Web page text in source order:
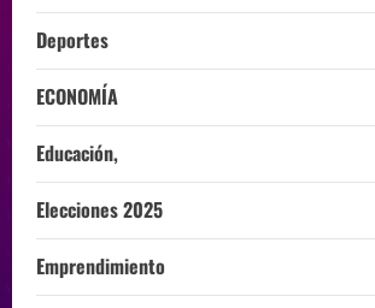
Deportes
ECONOMÍA
Educación,
Elecciones 2025
Emprendimiento